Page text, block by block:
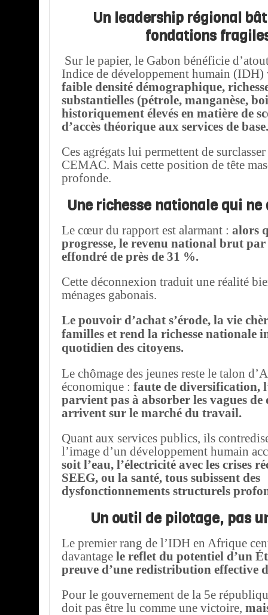
Un leadership régional
fondations
Sur le papier, le Gabon bénéficie
Indice de développement humain (IDH)
faible densité démographique,
substantielles (pétrole, manganèse,
historiquement élevés en matière de
d’accès théorique aux services de base.
Ces agrégats lui permettent de
CEMAC. Mais cette position de tête
profonde.
Une richesse nationale qui ne
Le cœur du rapport est alarmant : alors
progresse, le revenu national brut par
effondré de près de 31 %.
Cette déconnexion traduit une réalité
ménages gabonais.
Le pouvoir d’achat s’érode, la vie
familles et rend la richesse nationale
quotidien des citoyens.
Le chômage des jeunes reste le talon
économique : faute de diversification,
parvient pas à absorber les vagues
arrivent sur le marché du travail.
Quant aux services publics, ils
l’image d’un développement humain
soit l’eau, l’électricité avec les crises
SEEG, ou la santé, tous subissent des
dysfonctionnements structurels
Un outil de pilotage, pas
Le premier rang de l’IDH en Afrique
davantage le reflet du potentiel d’un
preuve d’une redistribution effective
Pour le gouvernement de la 5e
doit pas être lu comme une victoire,